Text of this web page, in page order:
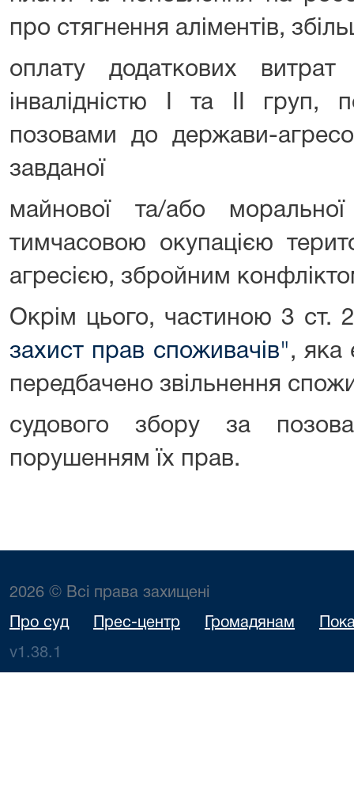
про стягнення аліментів,
оплату додаткових
інвалідністю I та II груп,
позовами до держави-
завданої
майнової та/або
тимчасовою окупацією
агресією, збройним
Окрім цього, частиною 3 ст.
захист прав споживачів", яка
передбачено звільнення
судового збору за
порушенням їх прав.
2026 © Всі права захищені
Про суд Прес-центр Громадянам
v1.38.1